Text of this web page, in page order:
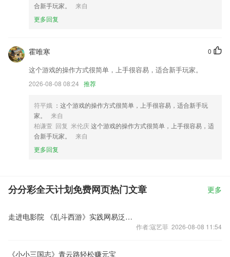
合新手玩家。
来自
更多回复
0
霍唯寒
这个游戏的操作方式很简单，上手很容易，适合新手玩家。
2026-08-08 08:24 推荐
符平娥 ：这个游戏的操作方式很简单，上手很容易，适合新手玩
家。
来自
柏谦萱 回复 米伦庆这个游戏的操作方式很简单，上手很容易，适
合新手玩家。
来自
更多回复
分分彩全天计划免费网页热门文章 更多
走进电影院 《乱斗西游》实践网易泛娱乐战略
作者:寇艺菲 2026-08-08 11:54
《小小三国志》青云路轻松赚元宝